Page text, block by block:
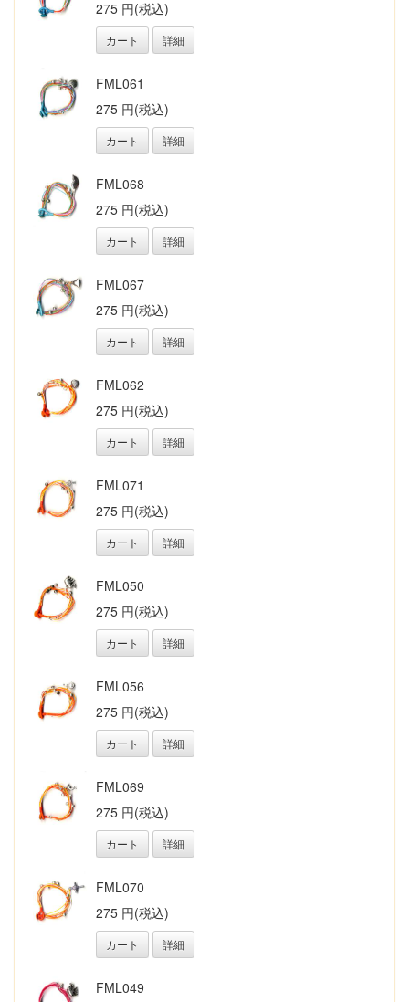
275 円(税込)
カート 詳細
FML061
275 円(税込)
カート 詳細
FML068
275 円(税込)
カート 詳細
FML067
275 円(税込)
カート 詳細
FML062
275 円(税込)
カート 詳細
FML071
275 円(税込)
カート 詳細
FML050
275 円(税込)
カート 詳細
FML056
275 円(税込)
カート 詳細
FML069
275 円(税込)
カート 詳細
FML070
275 円(税込)
カート 詳細
FML049